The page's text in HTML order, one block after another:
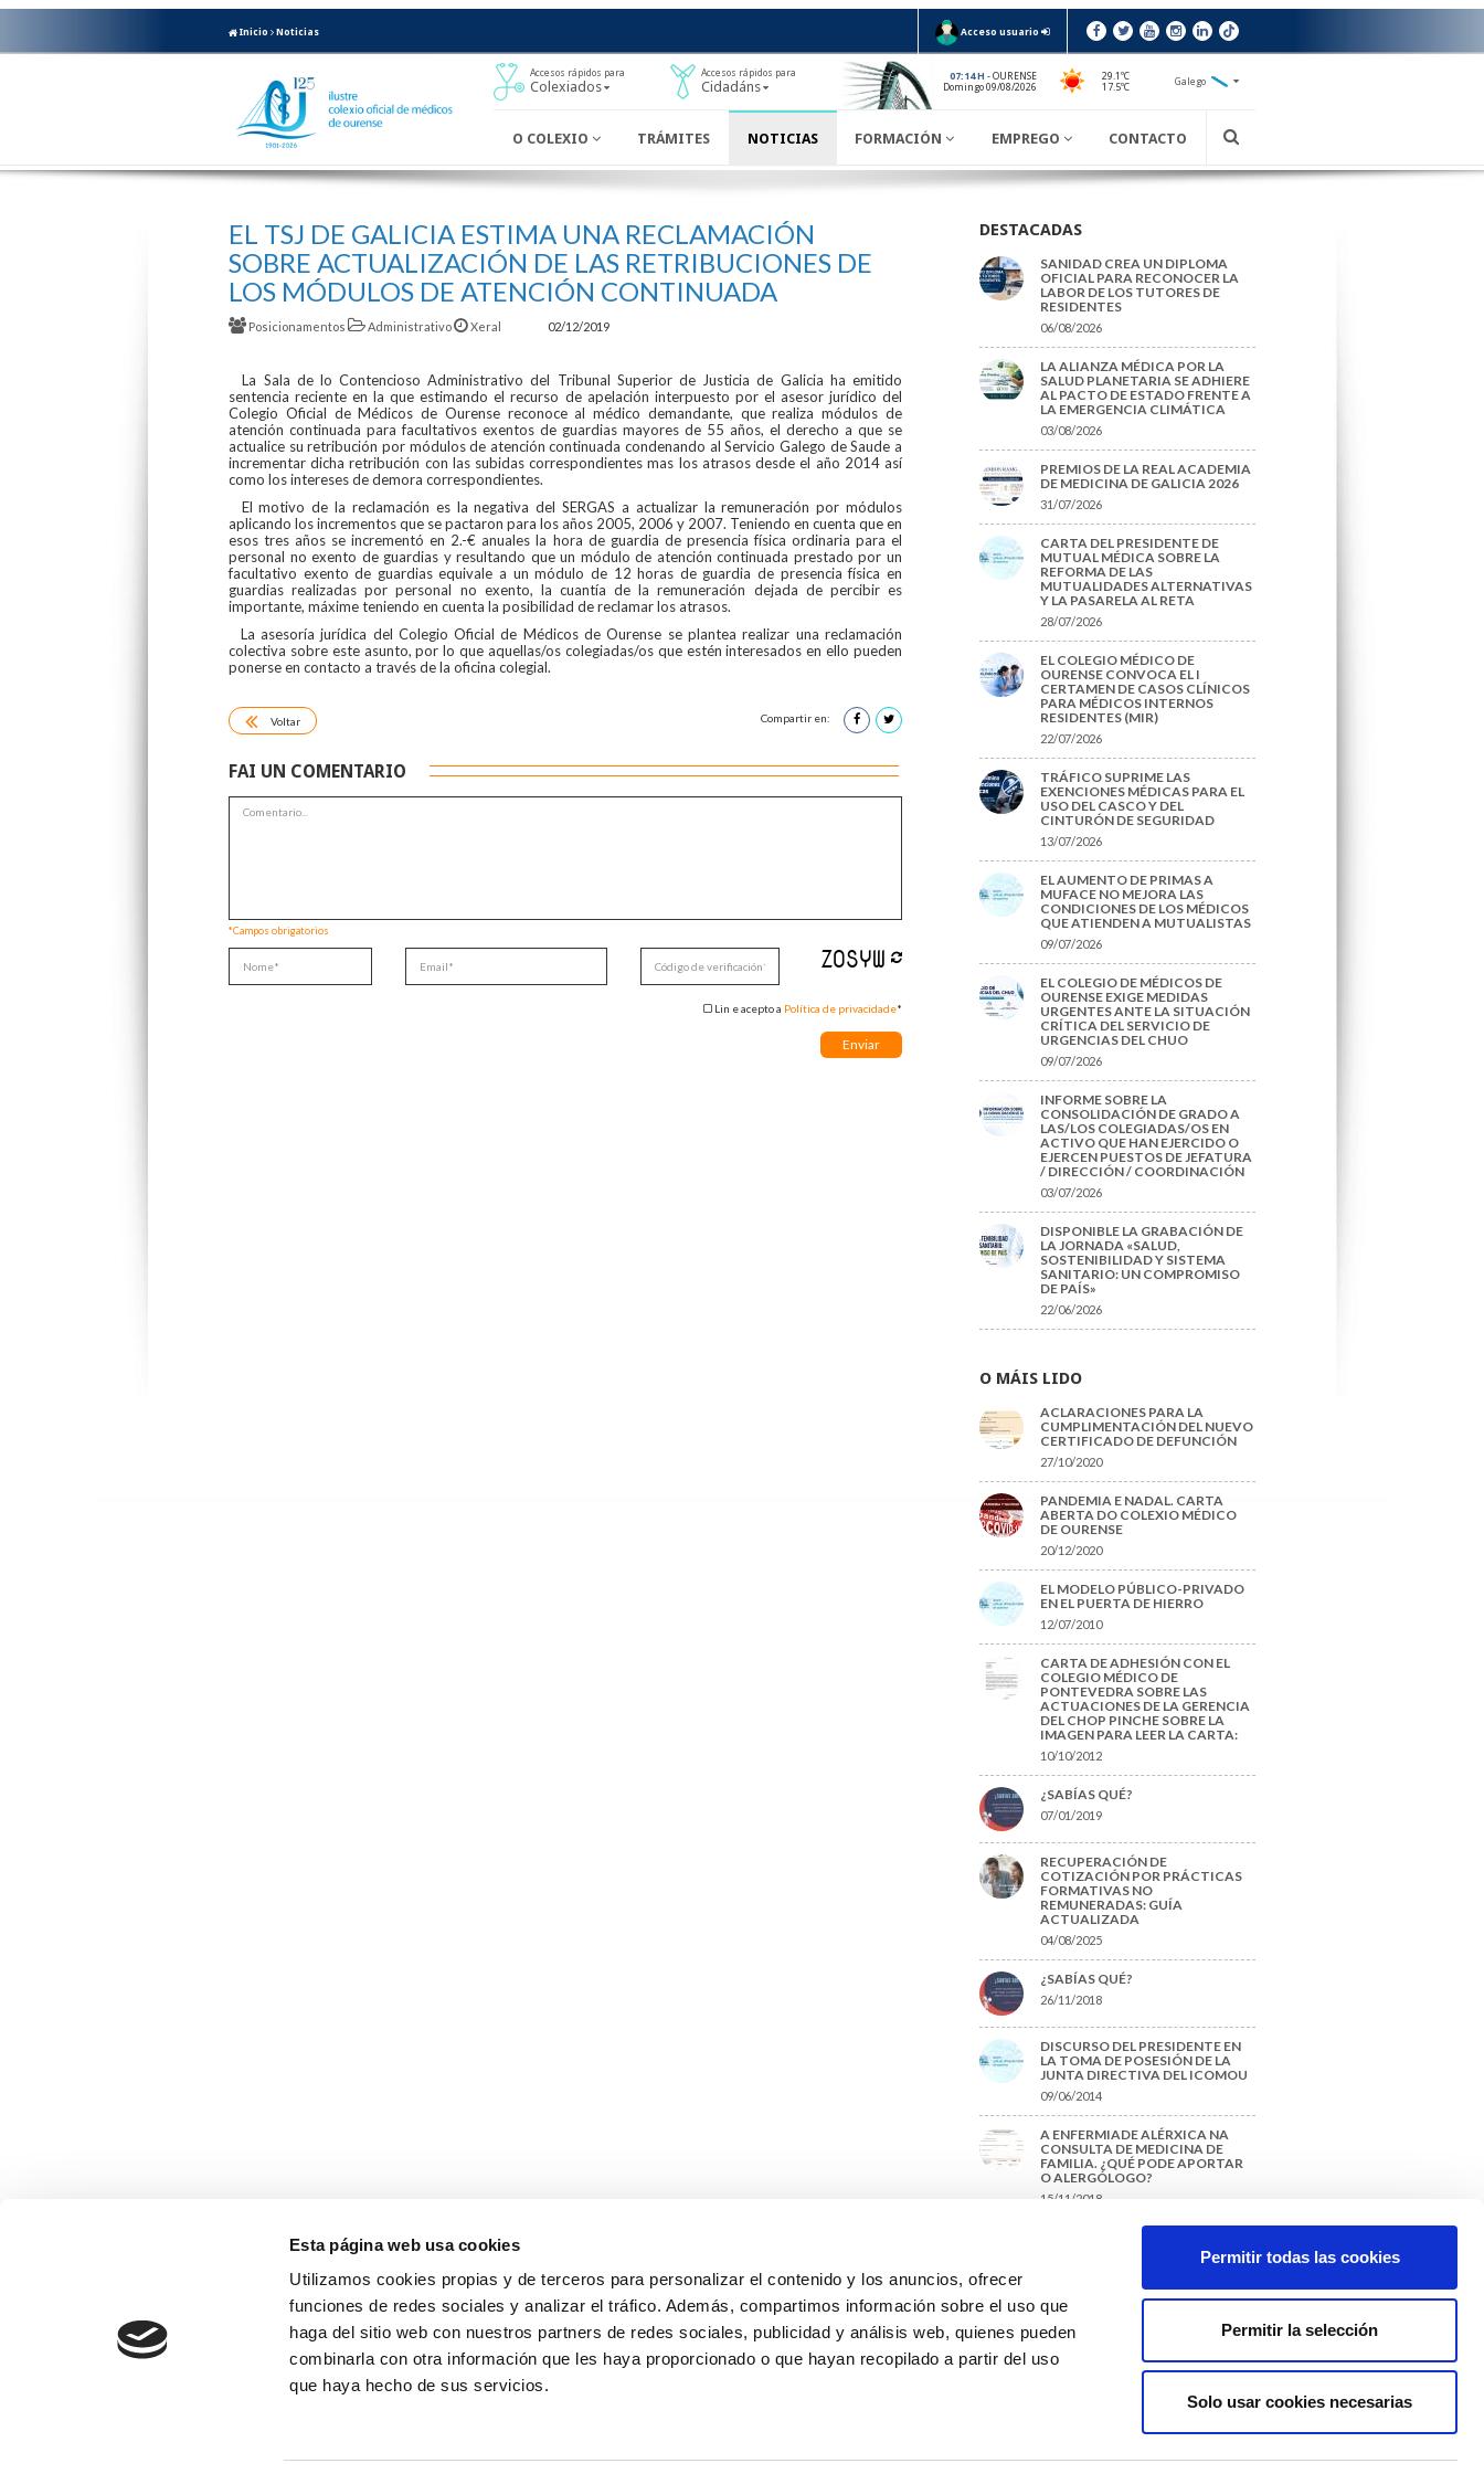
Esta página web usa cookies
Utilizamos cookies propias y de terceros para personalizar el contenido y los anuncios, ofrecer
funciones de redes sociales y analizar el tráfico. Además, compartimos información sobre el uso que
haga del sitio web con nuestros partners de redes sociales, publicidad y análisis web, quienes pueden
combinarla con otra información que les haya proporcionado o que hayan recopilado a partir del uso
que haya hecho de sus servicios.
Permitir todas las cookies
Permitir la selección
Solo usar cookies necesarias
Inicio Noticias Acceso usuario
Accesos rápidos para
Colexiados
Accesos rápidos para
Cidadáns
07:14 H - OURENSE
Domingo 09/08/2026
29.1ºC
17.5ºC
Galego
O COLEXIO TRÁMITES NOTICIAS FORMACIÓN EMPREGO CONTACTO
EL TSJ DE GALICIA ESTIMA UNA RECLAMACIÓN
SOBRE ACTUALIZACIÓN DE LAS RETRIBUCIONES DE
LOS MÓDULOS DE ATENCIÓN CONTINUADA
Posicionamentos Administrativo Xeral 02/12/2019
La Sala de lo Contencioso Administrativo del Tribunal Superior de Justicia de Galicia ha emitido
sentencia reciente en la que estimando el recurso de apelación interpuesto por el asesor jurídico del
Colegio Oficial de Médicos de Ourense reconoce al médico demandante, que realiza módulos de
atención continuada para facultativos exentos de guardias mayores de 55 años, el derecho a que se
actualice su retribución por módulos de atención continuada condenando al Servicio Galego de Saude a
incrementar dicha retribución con las subidas correspondientes mas los atrasos desde el año 2014 así
como los intereses de demora correspondientes.
El motivo de la reclamación es la negativa del SERGAS a actualizar la remuneración por módulos
aplicando los incrementos que se pactaron para los años 2005, 2006 y 2007. Teniendo en cuenta que en
esos tres años se incrementó en 2.-€ anuales la hora de guardia de presencia física ordinaria para el
personal no exento de guardias y resultando que un módulo de atención continuada prestado por un
facultativo exento de guardias equivale a un módulo de 12 horas de guardia de presencia física en
guardias realizadas por personal no exento, la cuantía de la remuneración dejada de percibir es
importante, máxime teniendo en cuenta la posibilidad de reclamar los atrasos.
La asesoría jurídica del Colegio Oficial de Médicos de Ourense se plantea realizar una reclamación
colectiva sobre este asunto, por lo que aquellas/os colegiadas/os que estén interesados en ello pueden
ponerse en contacto a través de la oficina colegial.
Voltar Compartir en:
FAI UN COMENTARIO
*Campos obrigatorios
Lin e acepto a Política de privacidade*
DESTACADAS
SANIDAD CREA UN DIPLOMA
OFICIAL PARA RECONOCER LA
LABOR DE LOS TUTORES DE
RESIDENTES
06/08/2026
LA ALIANZA MÉDICA POR LA
SALUD PLANETARIA SE ADHIERE
AL PACTO DE ESTADO FRENTE A
LA EMERGENCIA CLIMÁTICA
03/08/2026
PREMIOS DE LA REAL ACADEMIA
DE MEDICINA DE GALICIA 2026
31/07/2026
CARTA DEL PRESIDENTE DE
MUTUAL MÉDICA SOBRE LA
REFORMA DE LAS
MUTUALIDADES ALTERNATIVAS
Y LA PASARELA AL RETA
28/07/2026
EL COLEGIO MÉDICO DE
OURENSE CONVOCA EL I
CERTAMEN DE CASOS CLÍNICOS
PARA MÉDICOS INTERNOS
RESIDENTES (MIR)
22/07/2026
TRÁFICO SUPRIME LAS
EXENCIONES MÉDICAS PARA EL
USO DEL CASCO Y DEL
CINTURÓN DE SEGURIDAD
13/07/2026
EL AUMENTO DE PRIMAS A
MUFACE NO MEJORA LAS
CONDICIONES DE LOS MÉDICOS
QUE ATIENDEN A MUTUALISTAS
09/07/2026
EL COLEGIO DE MÉDICOS DE
OURENSE EXIGE MEDIDAS
URGENTES ANTE LA SITUACIÓN
CRÍTICA DEL SERVICIO DE
URGENCIAS DEL CHUO
09/07/2026
INFORME SOBRE LA
CONSOLIDACIÓN DE GRADO A
LAS/LOS COLEGIADAS/OS EN
ACTIVO QUE HAN EJERCIDO O
EJERCEN PUESTOS DE JEFATURA
/ DIRECCIÓN / COORDINACIÓN
03/07/2026
DISPONIBLE LA GRABACIÓN DE
LA JORNADA «SALUD,
SOSTENIBILIDAD Y SISTEMA
SANITARIO: UN COMPROMISO
DE PAÍS»
22/06/2026
O MÁIS LIDO
ACLARACIONES PARA LA
CUMPLIMENTACIÓN DEL NUEVO
CERTIFICADO DE DEFUNCIÓN
27/10/2020
PANDEMIA E NADAL. CARTA
ABERTA DO COLEXIO MÉDICO
DE OURENSE
20/12/2020
EL MODELO PÚBLICO-PRIVADO
EN EL PUERTA DE HIERRO
12/07/2010
CARTA DE ADHESIÓN CON EL
COLEGIO MÉDICO DE
PONTEVEDRA SOBRE LAS
ACTUACIONES DE LA GERENCIA
DEL CHOP PINCHE SOBRE LA
IMAGEN PARA LEER LA CARTA:
10/10/2012
¿SABÍAS QUÉ?
07/01/2019
RECUPERACIÓN DE
COTIZACIÓN POR PRÁCTICAS
FORMATIVAS NO
REMUNERADAS: GUÍA
ACTUALIZADA
04/08/2025
¿SABÍAS QUÉ?
26/11/2018
DISCURSO DEL PRESIDENTE EN
LA TOMA DE POSESIÓN DE LA
JUNTA DIRECTIVA DEL ICOMOU
09/06/2014
A ENFERMIADE ALÉRXICA NA
CONSULTA DE MEDICINA DE
FAMILIA. ¿QUÉ PODE APORTAR
O ALERGÓLOGO?
15/11/2018
UN TRABAJO FIN DE GRADO?
Noticias
Política de cookies
Colexio Médicos
Ourense